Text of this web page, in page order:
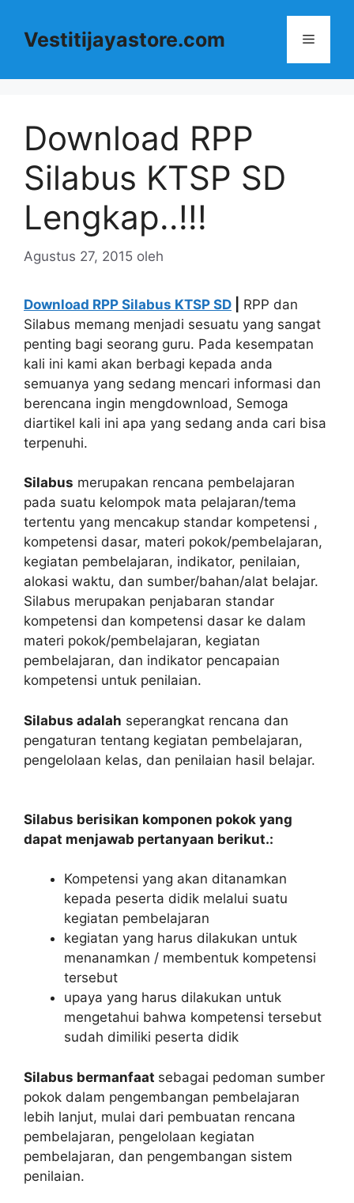
Vestitijayastore.com Menu
Download RPP
Silabus KTSP SD
Lengkap..!!!
Agustus 27, 2015 oleh
Download RPP Silabus KTSP SD
RPP dan
Silabus memang menjadi sesuatu yang sangat
penting bagi seorang guru. Pada kesempatan
kali ini kami akan berbagi kepada anda
semuanya yang sedang mencari informasi dan
berencana ingin mengdownload, Semoga
diartikel kali ini apa yang sedang anda cari bisa
terpenuhi.
Silabus merupakan rencana pembelajaran
pada suatu kelompok mata pelajaran/tema
tertentu yang mencakup standar kompetensi ,
kompetensi dasar, materi pokok/pembelajaran,
kegiatan pembelajaran, indikator, penilaian,
alokasi waktu, dan sumber/bahan/alat belajar.
Silabus merupakan penjabaran standar
kompetensi dan kompetensi dasar ke dalam
materi pokok/pembelajaran, kegiatan
pembelajaran, dan indikator pencapaian
kompetensi untuk penilaian.
Silabus adalah seperangkat rencana dan
pengaturan tentang kegiatan pembelajaran,
pengelolaan kelas, dan penilaian hasil belajar.
Silabus berisikan komponen pokok yang
dapat menjawab pertanyaan berikut.:
Kompetensi yang akan ditanamkan
kepada peserta didik melalui suatu
kegiatan pembelajaran
kegiatan yang harus dilakukan untuk
menanamkan / membentuk kompetensi
tersebut
upaya yang harus dilakukan untuk
mengetahui bahwa kompetensi tersebut
sudah dimiliki peserta didik
Silabus bermanfaat sebagai pedoman sumber
pokok dalam pengembangan pembelajaran
lebih lanjut, mulai dari pembuatan rencana
pembelajaran, pengelolaan kegiatan
pembelajaran, dan pengembangan sistem
penilaian.